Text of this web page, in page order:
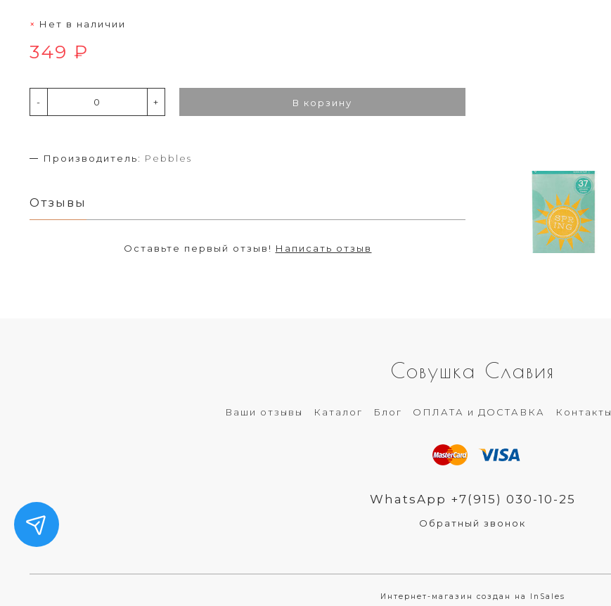
Нет в наличии
349 ₽
- + В корзину
Производитель: Pebbles
Отзывы
Оставьте первый отзыв! Написать отзыв
Совушка Славия
Ваши отзывы Каталог Блог ОПЛАТА и ДОСТАВКА Контакты
WhatsApp +7(915) 030-10-25
Обратный звонок
Интернет-магазин создан на InSales